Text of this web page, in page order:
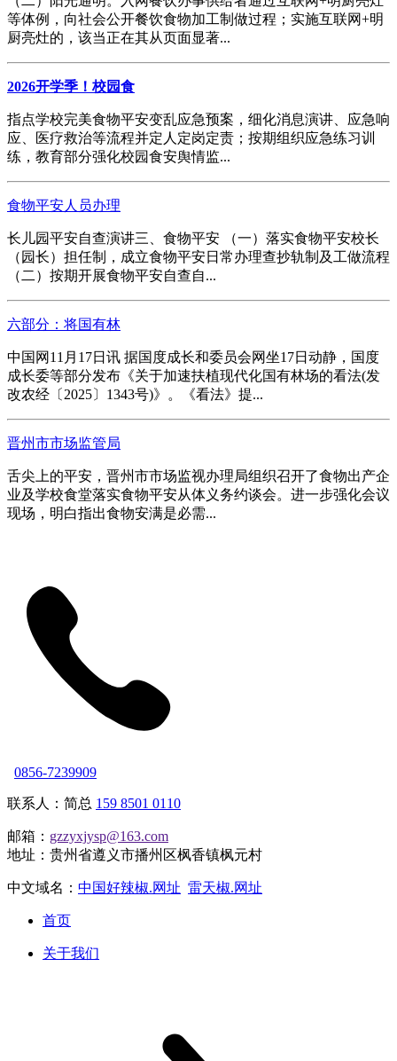
等体例，向社会公开餐饮食物加工制做过程；实施互联网+明
厨亮灶的，该当正在其从页面显著...
2026开学季！校园食
指点学校完美食物平安变乱应急预案，细化消息演讲、应急响
应、医疗救治等流程并定人定岗定责；按期组织应急练习训
练，教育部分强化校园食安舆情监...
食物平安人员办理
长儿园平安自查演讲三、食物平安 （一）落实食物平安校长
（园长）担任制，成立食物平安日常办理查抄轨制及工做流程
（二）按期开展食物平安自查自...
六部分：将国有林
中国网11月17日讯 据国度成长和委员会网坐17日动静，国度
成长委等部分发布《关于加速扶植现代化国有林场的看法(发
改农经〔2025〕1343号)》。《看法》提...
晋州市市场监管局
舌尖上的平安，晋州市市场监视办理局组织召开了食物出产企
业及学校食堂落实食物平安从体义务约谈会。进一步强化会议
现场，明白指出食物安满是必需...
0856-7239909
联系人：简总 159 8501 0110
邮箱： gzzyxjysp@163.com
地址：贵州省遵义市播州区枫香镇枫元村
中文域名： 中国好辣椒.网址 雷天椒.网址
首页
关于我们